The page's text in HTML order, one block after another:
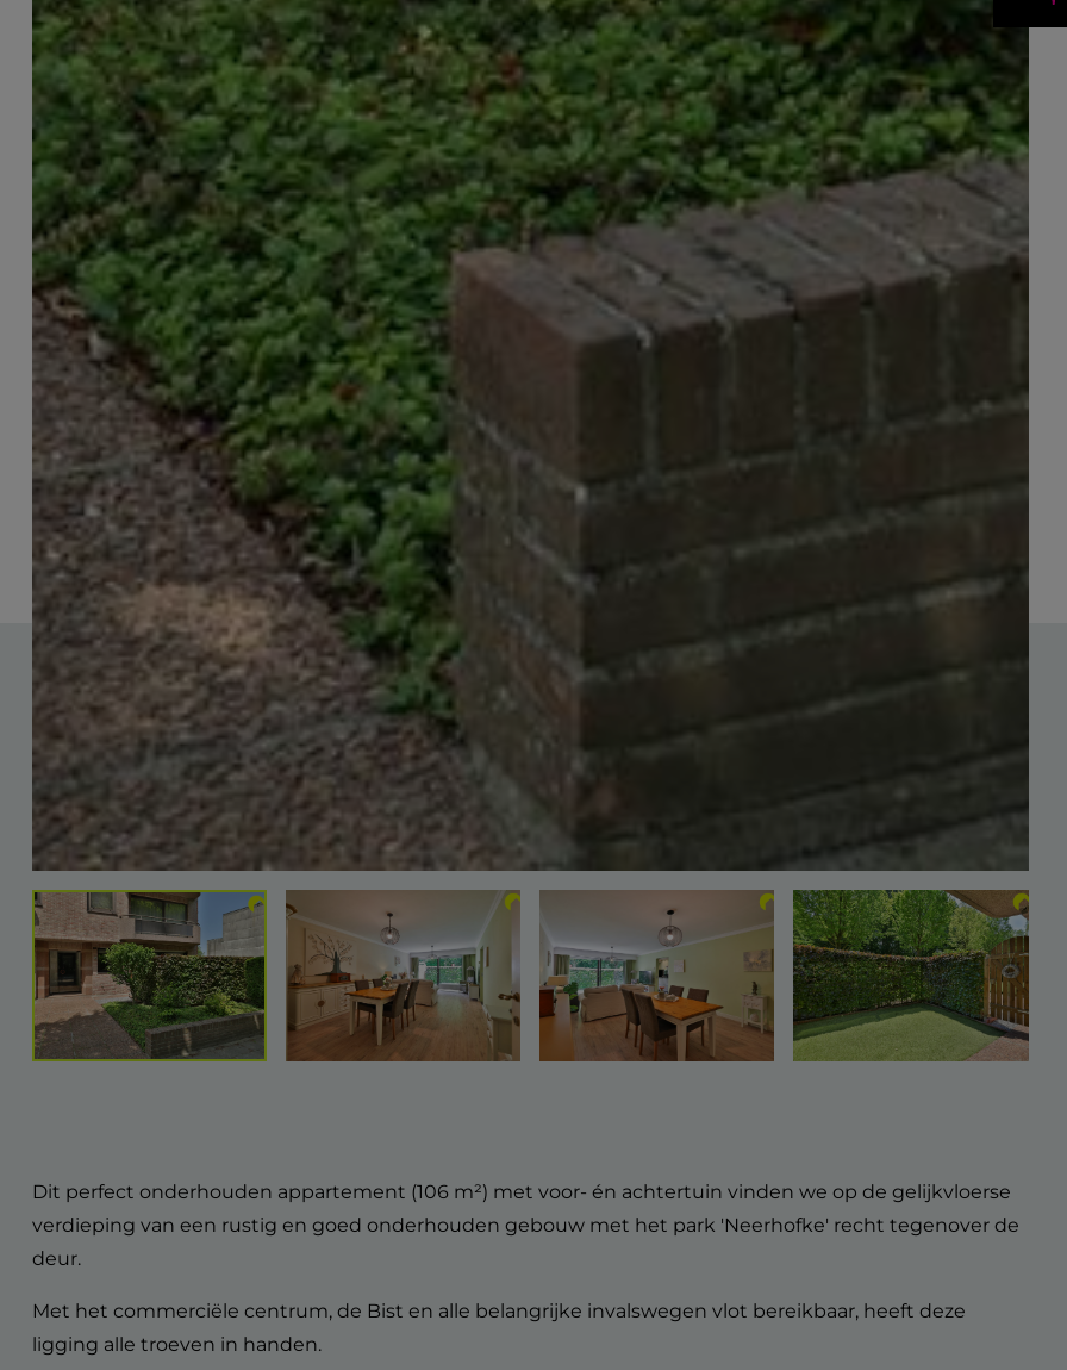
Dit perfect onderhouden appartement (106 m²) met voor- én achtertuin vinden we op de gelijkvloerse
verdieping van een rustig en goed onderhouden gebouw met het park 'Neerhofke' recht tegenover de
deur.
Met het commerciële centrum, de Bist en alle belangrijke invalswegen vlot bereikbaar, heeft deze
ligging alle troeven in handen.